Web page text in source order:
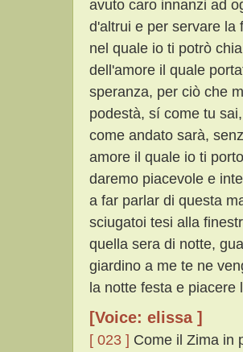
avuto caro innanzi ad
d'altrui e per servare
nel quale io ti potrò
dell'amore il quale
speranza, per ciò che
podestà, sí come tu
come andato sarà,
amore il quale io ti
daremo piacevole e
a far parlar di questa
sciugatoi tesi alla
quella sera di notte,
giardino a me te ne
la notte festa e piacere
[Voice: elissa ]
[ 023 ] Come il Zima in